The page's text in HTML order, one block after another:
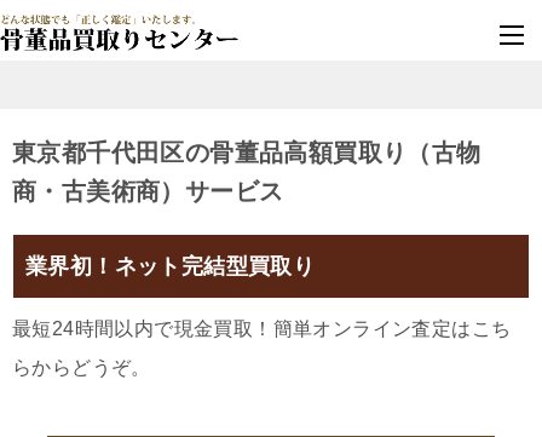
東京都千代田区の骨董品高額買取り（古物
商・古美術商）サービス
業界初！ネット完結型買取り
最短24時間以内で現金買取！簡単オンライン査定はこち
らからどうぞ。